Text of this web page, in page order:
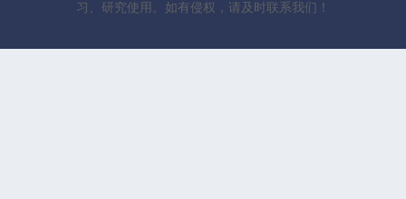
习、研究使用。如有侵权，请及时联系我们！